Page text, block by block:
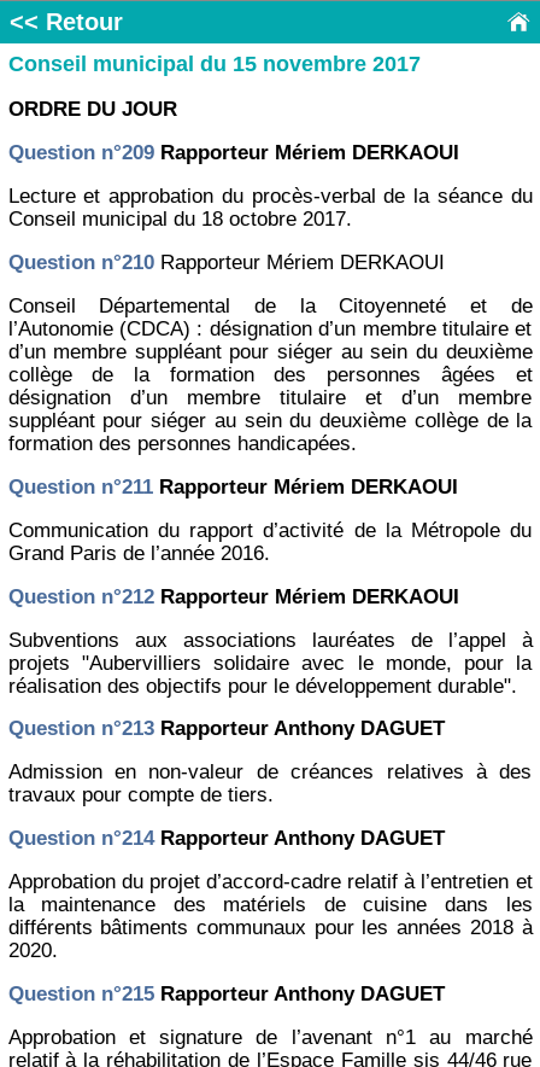
<< Retour
Conseil municipal du 15 novembre 2017
ORDRE DU JOUR
Question n°209Rapporteur Mériem DERKAOUI
Lecture et approbation du procès-verbal de la séance du
Conseil municipal du 18 octobre 2017.
Question n°210 Rapporteur Mériem DERKAOUI
Conseil Départemental de la Citoyenneté et de
l’Autonomie (CDCA) : désignation d’un membre titulaire et
d’un membre suppléant pour siéger au sein du deuxième
collège de la formation des personnes âgées et
désignation d’un membre titulaire et d’un membre
suppléant pour siéger au sein du deuxième collège de la
formation des personnes handicapées.
Question n°211Rapporteur Mériem DERKAOUI
Communication du rapport d’activité de la Métropole du
Grand Paris de l’année 2016.
Question n°212Rapporteur Mériem DERKAOUI
Subventions aux associations lauréates de l’appel à
projets "Aubervilliers solidaire avec le monde, pour la
réalisation des objectifs pour le développement durable".
Question n°213Rapporteur Anthony DAGUET
Admission en non-valeur de créances relatives à des
travaux pour compte de tiers.
Question n°214Rapporteur Anthony DAGUET
Approbation du projet d’accord-cadre relatif à l’entretien et
la maintenance des matériels de cuisine dans les
différents bâtiments communaux pour les années 2018 à
2020.
Question n°215Rapporteur Anthony DAGUET
Approbation et signature de l’avenant n°1 au marché
relatif à la réhabilitation de l’Espace Famille sis 44/46 rue